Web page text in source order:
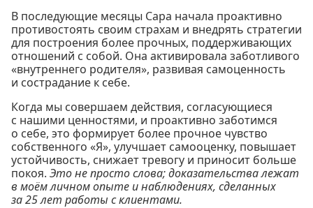
В последующие месяцы Сара начала проактивно
противостоять своим страхам и внедрять стратегии
для построения более прочных, поддерживающих
отношений с собой. Она активировала заботливого
«внутреннего родителя», развивая самоценность
и сострадание к себе.
Когда мы совершаем действия, согласующиеся
с нашими ценностями, и проактивно заботимся
о себе, это формирует более прочное чувство
собственного «Я», улучшает самооценку, повышает
устойчивость, снижает тревогу и приносит больше
покоя. Это не просто слова; доказательства лежат
в моём личном опыте и наблюдениях, сделанных
за 25 лет работы с клиентами.